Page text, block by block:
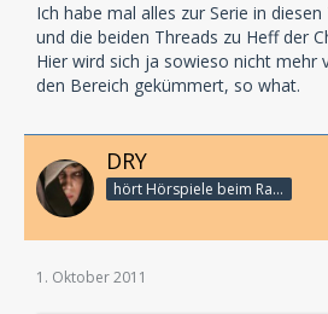
Ich habe mal alles zur Serie in
und die beiden Threads zu Heff der
Hier wird sich ja sowieso nicht mehr
den Bereich gekümmert, so what.
DRY
hört Hörspiele beim Rasenmähen
1. Oktober 2011